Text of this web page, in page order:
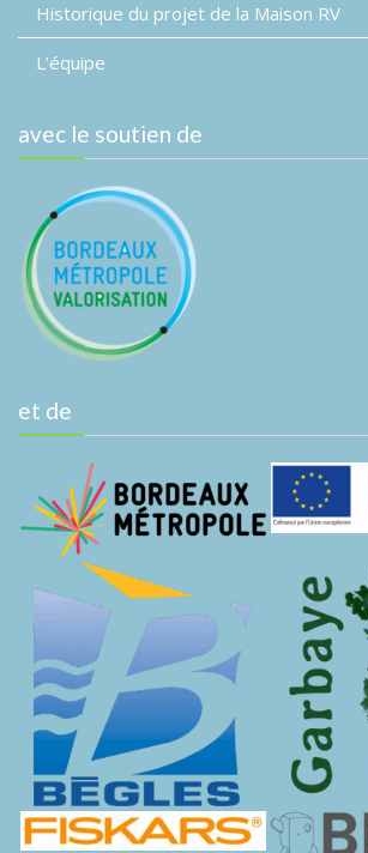
Historique du projet de la Maison RV
L’équipe
avec le soutien de
et de